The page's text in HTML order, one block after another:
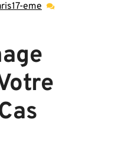
eme plombierparis17-